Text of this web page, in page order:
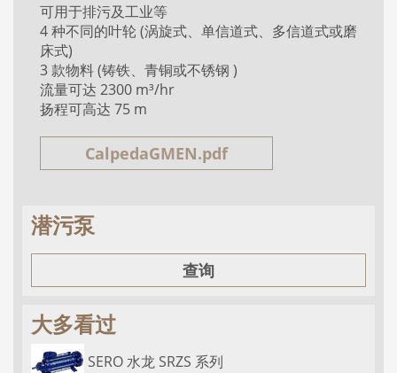
可用于排污及工业等
4 种不同的叶轮 (涡旋式、单信道式、多信道式或磨
床式)
3 款物料 (铸铁、青铜或不锈钢 )
流量可达 2300 m³/hr
扬程可高达 75 m
CalpedaGMEN.pdf
潜污泵
查询
大多看过
SERO 水龙 SRZS 系列